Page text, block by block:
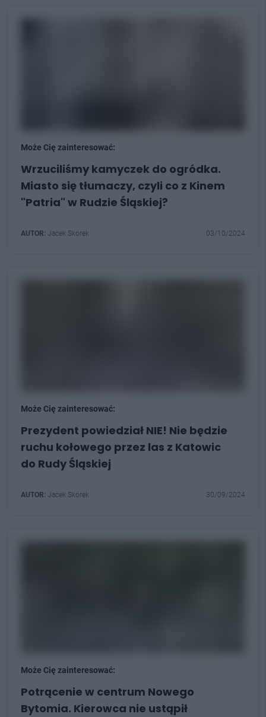
Może Cię zainteresować:
Wrzuciliśmy kamyczek do ogródka.
Miasto się tłumaczy, czyli co z Kinem
"Patria" w Rudzie Śląskiej?
AUTOR: Jacek Skorek 03/10/2024
Może Cię zainteresować:
Prezydent powiedział NIE! Nie będzie
ruchu kołowego przez las z Katowic
do Rudy Śląskiej
AUTOR: Jacek Skorek 30/09/2024
Może Cię zainteresować:
Potrącenie w centrum Nowego
Bytomia. Kierowca nie ustąpił